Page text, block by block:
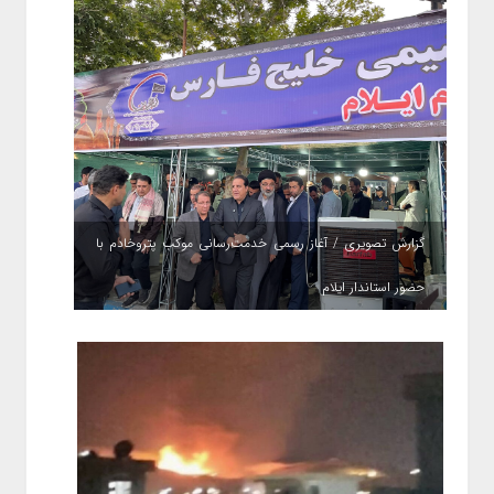
گزارش تصویری / آغاز رسمی خدمت‌رسانی موکب پتروخادم با
حضور استاندار ایلام